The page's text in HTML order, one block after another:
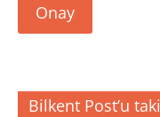
Onay
Bilkent Post’u